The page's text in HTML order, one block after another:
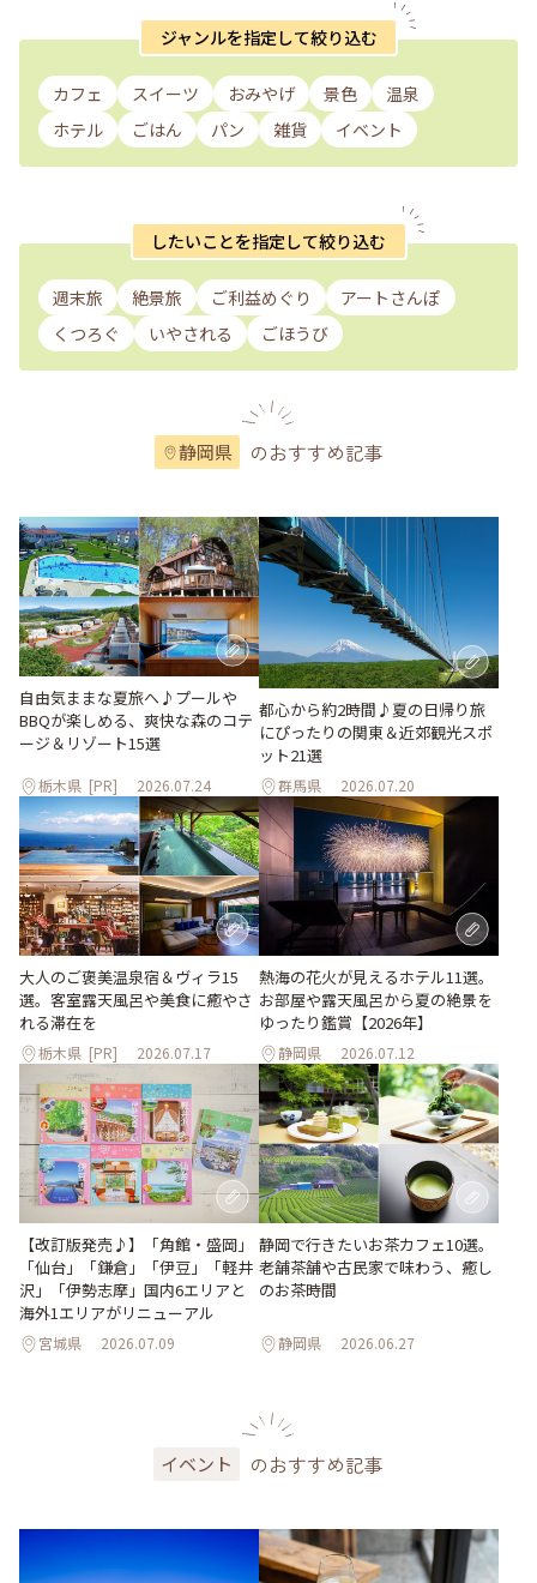
ジャンルを指定して絞り込む
カフェ スイーツ おみやげ 景色
温泉
ホテル
ごはん パン 雑貨 イベント
したいことを指定して絞り込む
週末旅 絶景旅 ご利益めぐり
アートさんぽ
くつろぐ
いやされる ごほうび
静岡県 のおすすめ記事
自由気ままな夏旅へ♪プールや
BBQが楽しめる、爽快な森のコテ
ージ＆リゾート15選
栃木県 [PR] 2026.07.24
都心から約2時間♪夏の日帰り旅
にぴったりの関東＆近郊観光スポ
ット21選
群馬県 2026.07.20
大人のご褒美温泉宿＆ヴィラ15
選。客室露天風呂や美食に癒やさ
れる滞在を
栃木県 [PR] 2026.07.17
熱海の花火が見えるホテル11選。
お部屋や露天風呂から夏の絶景を
ゆったり鑑賞【2026年】
静岡県 2026.07.12
【改訂版発売♪】「角館・盛岡」
「仙台」「鎌倉」「伊豆」「軽井
沢」「伊勢志摩」国内6エリアと
海外1エリアがリニューアル
宮城県 2026.07.09
静岡で行きたいお茶カフェ10選。
老舗茶舗や古民家で味わう、癒し
のお茶時間
静岡県 2026.06.27
イベント のおすすめ記事